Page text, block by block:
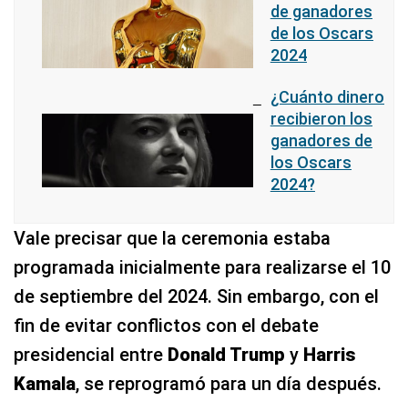
de ganadores
de los Oscars
2024
¿Cuánto dinero
recibieron los
ganadores de
los Oscars
2024?
Vale precisar que la ceremonia estaba
programada inicialmente para realizarse el 10
de septiembre del 2024. Sin embargo, con el
fin de evitar conflictos con el debate
presidencial entre Donald Trump y Harris
Kamala, se reprogramó para un día después.